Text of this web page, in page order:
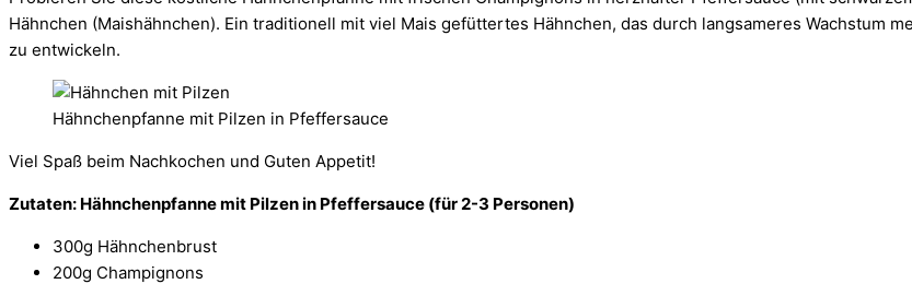
Hähnchen (Maishähnchen). Ein traditionell mit viel Mais gefüttertes Hähnchen, das durch langsameres Wachstum
zu entwickeln.
Hähnchenpfanne mit Pilzen in Pfeffersauce
Viel Spaß beim Nachkochen und Guten Appetit!
Zutaten: Hähnchenpfanne mit Pilzen in Pfeffersauce (für 2-3 Personen)
300g Hähnchenbrust
200g Champignons